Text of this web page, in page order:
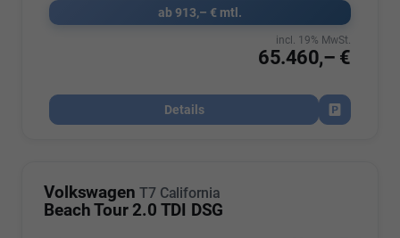
ab 913,– € mtl.
65.460,– €
incl. 19% MwSt.
Details
Fahrzeug
Volkswagen T7 California
Beach Tour 2.0 TDI DSG